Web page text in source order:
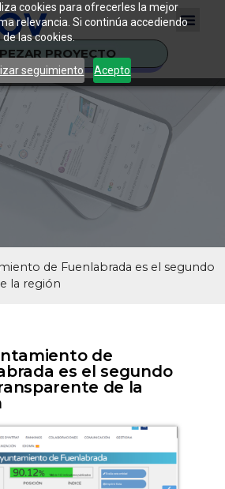
cookies para ofrecerles la mejor
relevancia. Si continúa accediendo
las cookies.
seguimiento Acepto
PROYECTO
de Fuenlabrada es el segundo
la región
de
es el segundo
de la